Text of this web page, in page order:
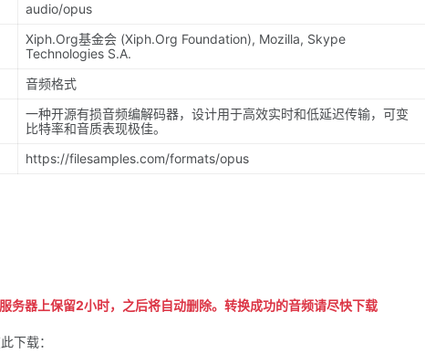
audio/opus
Xiph.Org基金会 (Xiph.Org Foundation), Mozilla, Skype
Technologies S.A.
音频格式
一种开源有损音频编解码器，设计用于高效实时和低延迟传输，可变
比特率和音质表现极佳。
https://filesamples.com/formats/opus
务器上保留2小时，之后将自动删除。转换成功的音频请尽快下载
下载：